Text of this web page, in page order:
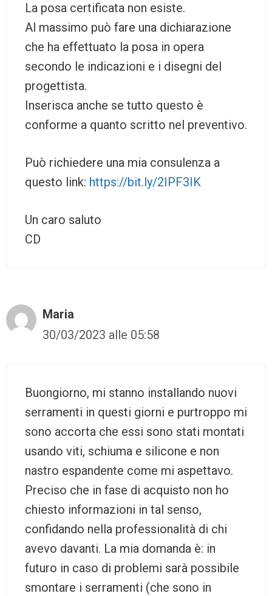
La posa certificata non esiste.
Al massimo può fare una dichiarazione
che ha effettuato la posa in opera
secondo le indicazioni e i disegni del
progettista.
Inserisca anche se tutto questo è
conforme a quanto scritto nel preventivo.
Può richiedere una mia consulenza a
questo link: https://bit.ly/2IPF3IK
Un caro saluto
CD
Maria
30/03/2023 alle 05:58
Buongiorno, mi stanno installando nuovi
serramenti in questi giorni e purtroppo mi
sono accorta che essi sono stati montati
usando viti, schiuma e silicone e non
nastro espandente come mi aspettavo.
Preciso che in fase di acquisto non ho
chiesto informazioni in tal senso,
confidando nella professionalità di chi
avevo davanti. La mia domanda è: in
futuro in caso di problemi sarà possibile
smontare i serramenti (che sono in